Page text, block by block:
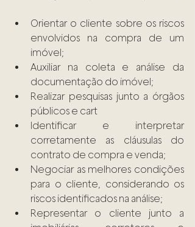
Orientar o cliente sobre os riscos
envolvidos na compra de um
imóvel;
Auxiliar na coleta e análise da
documentação do imóvel;
Realizar pesquisas junto a órgãos
públicos e cart
Identificar e interpretar
corretamente as cláusulas do
contrato de compra e venda;
Negociar as melhores condições
para o cliente, considerando os
riscos identificados na análise;
Representar o cliente junto a